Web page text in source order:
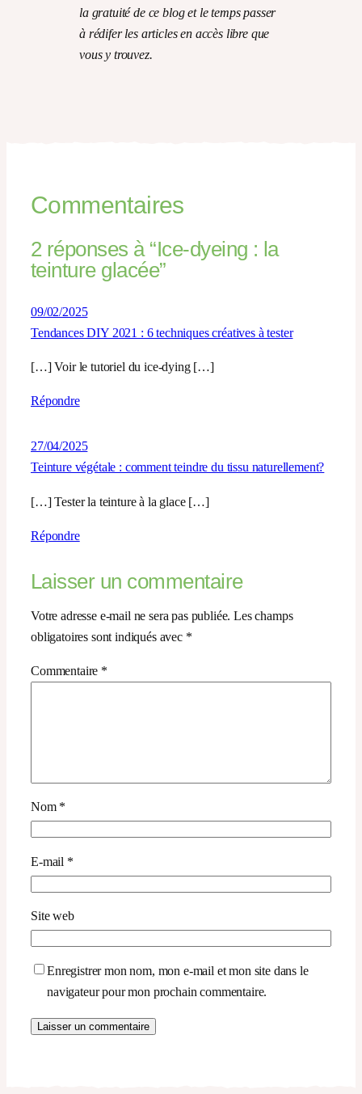
la gratuité de ce blog et le temps passer
à rédifer les articles en accès libre que
vous y trouvez.
Commentaires
2 réponses à “Ice-dyeing : la
teinture glacée”
09/02/2025
Tendances DIY 2021 : 6 techniques créatives à tester
[…] Voir le tutoriel du ice-dying […]
Répondre
27/04/2025
Teinture végétale : comment teindre du tissu naturellement?
[…] Tester la teinture à la glace […]
Répondre
Laisser un commentaire
Votre adresse e-mail ne sera pas publiée. Les champs
obligatoires sont indiqués avec *
Commentaire *
Nom *
E-mail *
Site web
Enregistrer mon nom, mon e-mail et mon site dans le
navigateur pour mon prochain commentaire.